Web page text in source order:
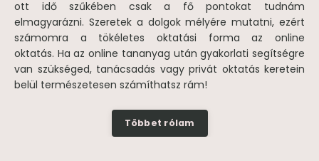
ott idő szűkében csak a fő pontokat tudnám
elmagyarázni. Szeretek a dolgok mélyére mutatni, ezért
számomra a tökéletes oktatási forma az online
oktatás. Ha az online tananyag után gyakorlati segítségre
van szükséged, tanácsadás vagy privát oktatás keretein
belül természetesen számíthatsz rám!
Többet rólam